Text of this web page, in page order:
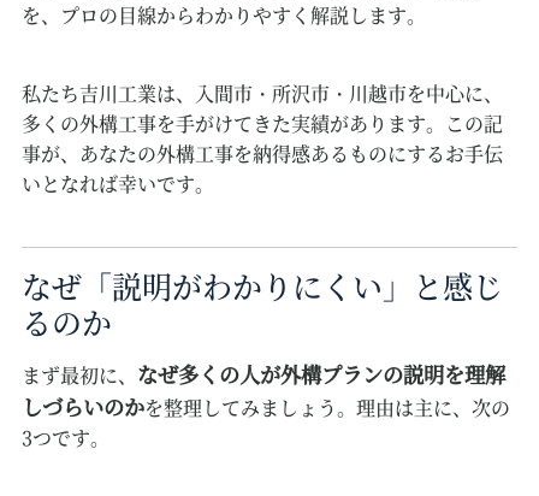
を、プロの目線からわかりやすく解説します。
私たち吉川工業は、入間市・所沢市・川越市を中心に、
多くの外構工事を手がけてきた実績があります。この記
事が、あなたの外構工事を納得感あるものにするお手伝
いとなれば幸いです。
なぜ「説明がわかりにくい」と感じ
るのか
まず最初に、 なぜ多くの人が外構プランの説明を理解
しづらいのかを整理してみましょう。理由は主に、次の
3つです。